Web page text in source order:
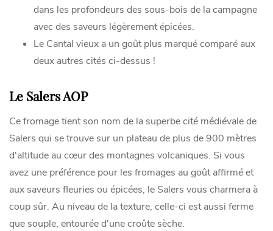
dans les profondeurs des sous-bois de la campagne
avec des saveurs légèrement épicées.
Le Cantal vieux a un goût plus marqué comparé aux
deux autres cités ci-dessus !
Le Salers AOP
Ce fromage tient son nom de la superbe cité médiévale de
Salers qui se trouve sur un plateau de plus de 900 mètres
d'altitude au cœur des montagnes volcaniques. Si vous
avez une préférence pour les fromages au goût affirmé et
aux saveurs fleuries ou épicées, le Salers vous charmera à
coup sûr. Au niveau de la texture, celle-ci est aussi ferme
que souple, entourée d'une croûte sèche.